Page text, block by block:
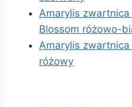
Amarylis
Blossom różowo-
Amarylis
różowy